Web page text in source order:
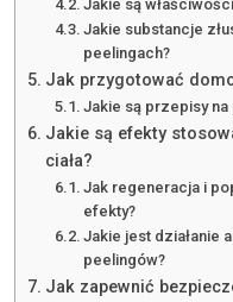
Jakie są
Jakie substancje
peelingach?
Jak przygotować
Jakie są przepisy na
Jakie są efekty
ciała?
Jak regeneracja i
efekty?
Jakie jest działanie
peelingów?
Jak zapewnić